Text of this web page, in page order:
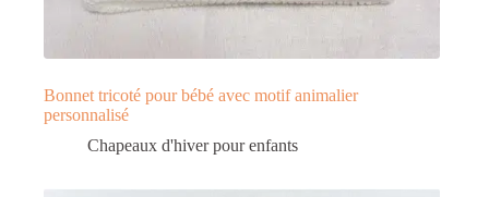
Bonnet tricoté pour bébé avec motif animalier
personnalisé
Chapeaux d'hiver pour enfants